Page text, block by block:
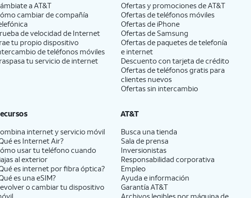
aAT&T
cambiar de compañía
de velocidad de Internet
tu propio dispositivo
de teléfonos móviles
tu servicio de internet
Ofertas y promociones deAT&T
Ofertas de teléfonos móviles
Ofertas de iPhone
Ofertas de Samsung
Ofertas de paquetes de telefonía
e internet
Descuento con tarjeta de crédito
Ofertas de teléfonos gratis para
clientes nuevos
Ofertas sin intercambio
internet y servicio móvil
es Internet Air?
usar tu teléfono cuando
al exterior
es internet por fibra óptica?
es una eSIM?
o cambiar tu dispositivo
AT&T
Busca una tienda
Sala de prensa
Inversionistas
Responsabilidad corporativa
Empleo
Ayuda e información
Garantía AT&T
Archivos legibles por máquina de